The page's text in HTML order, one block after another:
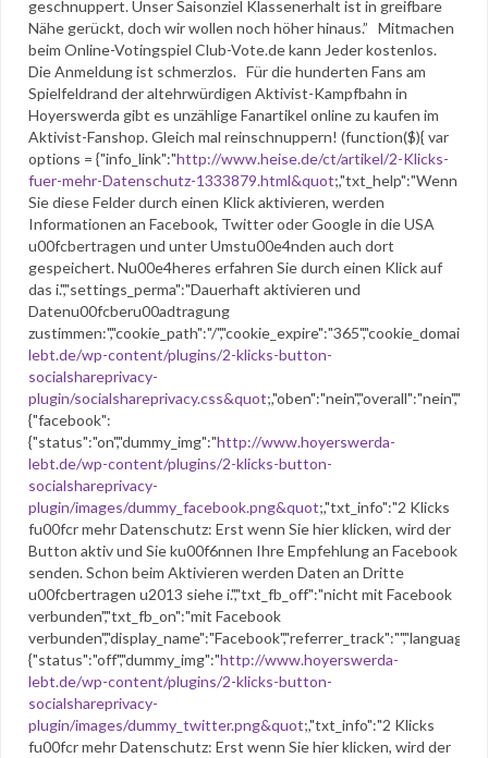
geschnuppert. Unser Saisonziel Klassenerhalt ist in greifbare
Nähe gerückt, doch wir wollen noch höher hinaus.” Mitmachen
beim Online-Votingspiel Club-Vote.de kann Jeder kostenlos.
Die Anmeldung ist schmerzlos. Für die hunderten Fans am
Spielfeldrand der altehrwürdigen Aktivist-Kampfbahn in
Hoyerswerda gibt es unzählige Fanartikel online zu kaufen im
Aktivist-Fanshop. Gleich mal reinschnuppern! (function($){ var
options = {"info_link":"http://www.heise.de/ct/artikel/2-Klicks-
fuer-mehr-Datenschutz-1333879.html&quot;,"txt_help":"Wenn
Sie diese Felder durch einen Klick aktivieren, werden
Informationen an Facebook, Twitter oder Google in die USA
u00fcbertragen und unter Umstu00e4nden auch dort
gespeichert. Nu00e4heres erfahren Sie durch einen Klick auf
das i.","settings_perma":"Dauerhaft aktivieren und
Datenu00fcberu00adtragung
zustimmen:","cookie_path":"/
lebt.de/wp-content/plugins/2-klicks-button-
socialshareprivacy-
plugin/socialshareprivacy.css&quot
{"facebook":
{"status":"on","dummy_img":"http://www.hoyerswerda-
lebt.de/wp-content/plugins/2-klicks-button-
socialshareprivacy-
plugin/images/dummy_facebook.png&quot;,"txt_info":"2 Klicks
fu00fcr mehr Datenschutz: Erst wenn Sie hier klicken, wird der
Button aktiv und Sie ku00f6nnen Ihre Empfehlung an Facebook
senden. Schon beim Aktivieren werden Daten an Dritte
u00fcbertragen u2013 siehe i.","txt_fb_off":"nicht mit Facebook
verbunden","txt_fb_on":"mit Facebook
{"status":"off","dummy_img":"http://www.hoyerswerda-
lebt.de/wp-content/plugins/2-klicks-button-
socialshareprivacy-
plugin/images/dummy_twitter.png&quot;,"txt_info":"2 Klicks
fu00fcr mehr Datenschutz: Erst wenn Sie hier klicken, wird der